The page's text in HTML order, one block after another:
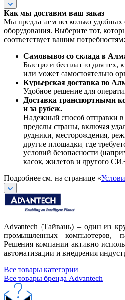
Как мы доставим ваш заказ
Мы предлагаем несколько удобных
оборудования. Выберите тот,
соответствует вашим потребностям:
Самовывоз со склада в
Быстро и бесплатно для тех,
или может самостоятельно
Курьерская доставка по
Удобное решение для
Доставка транспортными
и за рубеж.
Надежный способ отправки
пределы страны, включая
рудники, месторождения,
другие площадки, где
условий безопасности
касок, жилетов и другого
Подробнее см. на странице «
Advantech (Тайвань) – один из
промышленных компьютеров,
Решения компании активно
автоматизации и внедрения
Все товары категории
Все товары бренда Advantech